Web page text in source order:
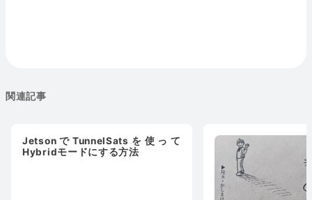
関連記事
JetsonでTunnelSatsを使って
Hybridモードにする方法